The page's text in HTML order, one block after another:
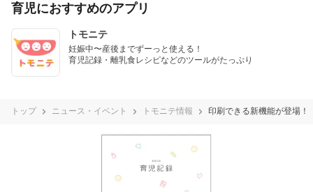
育児におすすめのアプリ
トモニテ
妊娠中〜産後までずーっと使える！
育児記録・離乳食レシピなどのツールがたっぷり
トップ ニュース・イベント トモニテ情報 印刷できる新機能が登場